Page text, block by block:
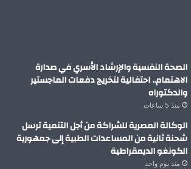
الصحة النفسية والإرشاد الأسري في صدارة
الاهتمام.. احتفالية لتخريج دفعات الماجستير
والدكتوراه
منذ 5 ساعات
الوكالة المصرية للشراكة من أجل التنمية ترسل
شحنة ثانية من المساعدات الطبية إلى جمهورية
الكونغو الديمقراطية
منذ يوم واحد